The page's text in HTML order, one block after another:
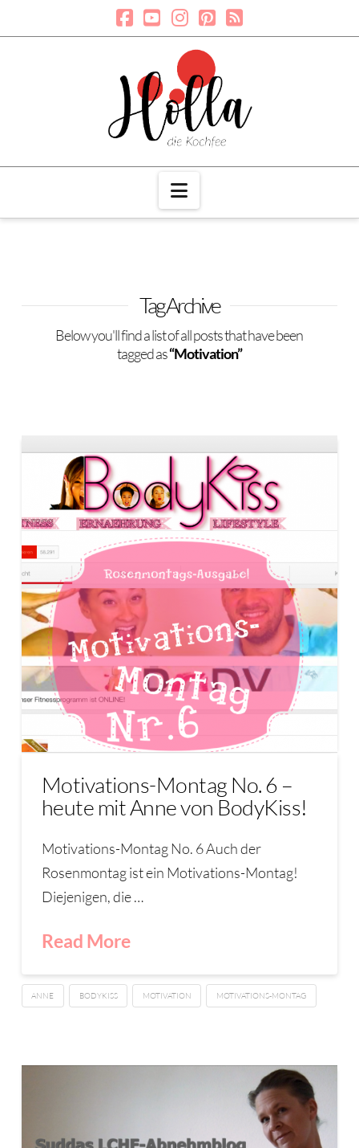
Navigation
Tag Archive
Below you'll find a list of all posts that have been
tagged as“Motivation”
Motivations-Montag No. 6 –
heute mit Anne von BodyKiss!
Motivations-Montag No. 6 Auch der
Rosenmontag ist ein Motivations-Montag!
Diejenigen, die …
Read More
ANNE BODYKISS MOTIVATION MOTIVATIONS-MONTAG